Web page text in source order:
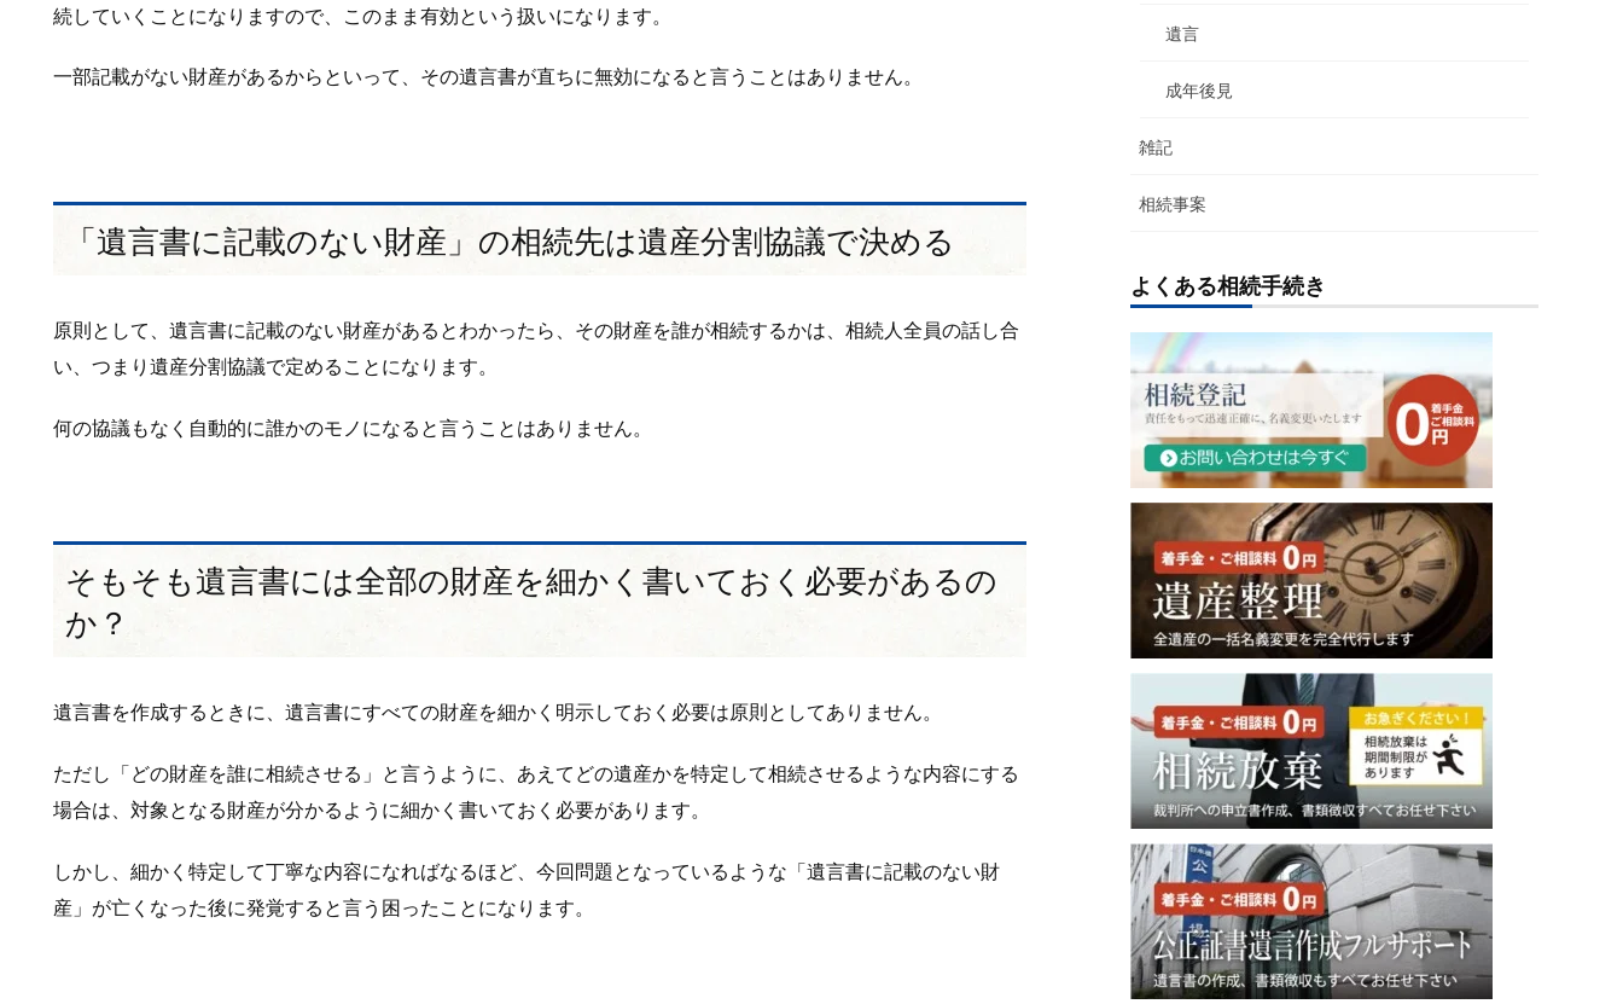
続していくことになりますので、このまま有効という扱いになります。
一部記載がない財産があるからといって、その遺言書が直ちに無効になると言うことはありません。
「遺言書に記載のない財産」の相続先は遺産分割協議で決める
原則として、遺言書に記載のない財産があるとわかったら、その財産を誰が相続するかは、相続人全員の話し合
い、つまり遺産分割協議で定めることになります。
何の協議もなく自動的に誰かのモノになると言うことはありません。
そもそも遺言書には全部の財産を細かく書いておく必要があるの
か？
遺言書を作成するときに、遺言書にすべての財産を細かく明示しておく必要は原則としてありません。
ただし「どの財産を誰に相続させる」と言うように、あえてどの遺産かを特定して相続させるような内容にする
場合は、対象となる財産が分かるように細かく書いておく必要があります。
しかし、細かく特定して丁寧な内容になればなるほど、今回問題となっているような「遺言書に記載のない財
産」が亡くなった後に発覚すると言う困ったことになります。
遺言
成年後見
雑記
相続事案
よくある相続手続き